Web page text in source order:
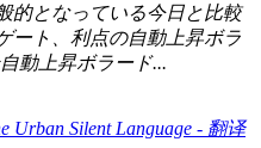
的となっている今日と比較
ート、利点の自動上昇ボラ
動上昇ボラード...
Urban Silent Language - 翻译